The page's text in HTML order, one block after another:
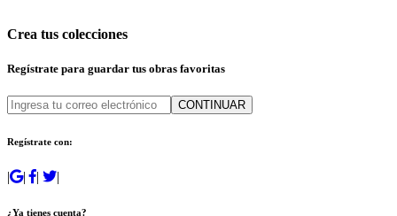
Crea tus colecciones
Regístrate para guardar tus obras favoritas
CONTINUAR
Regístrate con:
| | | |
¿Ya tienes cuenta?